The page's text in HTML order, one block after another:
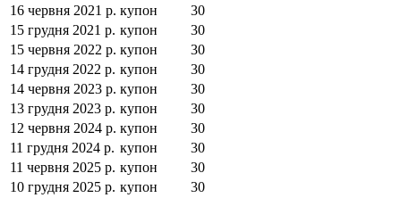
16 червня 2021 р. купон
30
15 грудня 2021 р. купон
30
15 червня 2022 р. купон
30
14 грудня 2022 р. купон
30
14 червня 2023 р. купон
30
13 грудня 2023 р. купон
30
12 червня 2024 р. купон
30
11 грудня 2024 р. купон
30
11 червня 2025 р. купон
30
10 грудня 2025 р. купон
30